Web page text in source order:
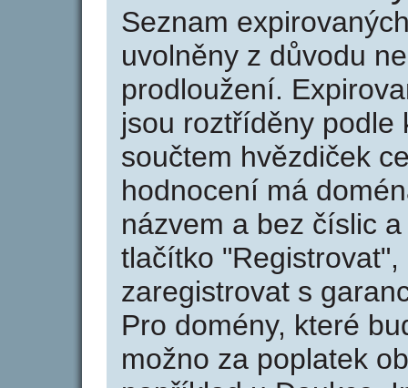
Seznam
uvolněny z důvodu
prodloužení.
jsou roztříděny podle
součtem hvězdiček
hodnocení má
názvem a bez číslic
tlačítko
zaregistrovat s
Pro domény, které
možno za poplatek